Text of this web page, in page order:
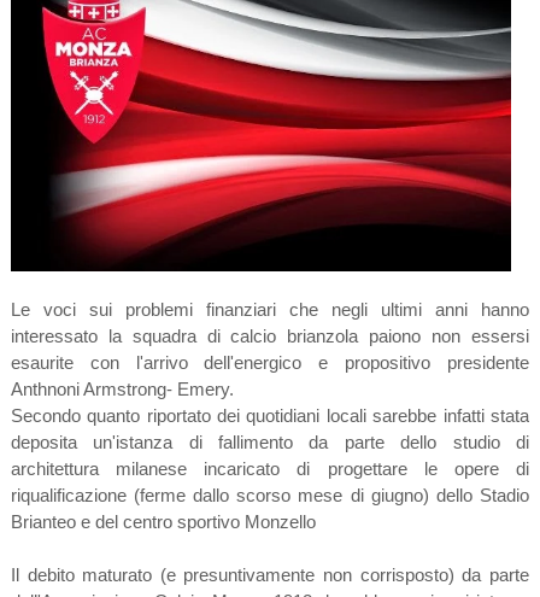
Le voci sui problemi finanziari che negli ultimi anni hanno
interessato la squadra di calcio brianzola paiono non essersi
esaurite con l'arrivo dell'energico e propositivo presidente
Anthnoni Armstrong- Emery.
Secondo quanto riportato dei quotidiani locali sarebbe infatti stata
deposita un'istanza di fallimento da parte dello studio di
architettura milanese incaricato di progettare le opere di
riqualificazione (ferme dallo scorso mese di giugno) dello Stadio
Brianteo e del centro sportivo Monzello
Il debito maturato (e presuntivamente non corrisposto) da parte